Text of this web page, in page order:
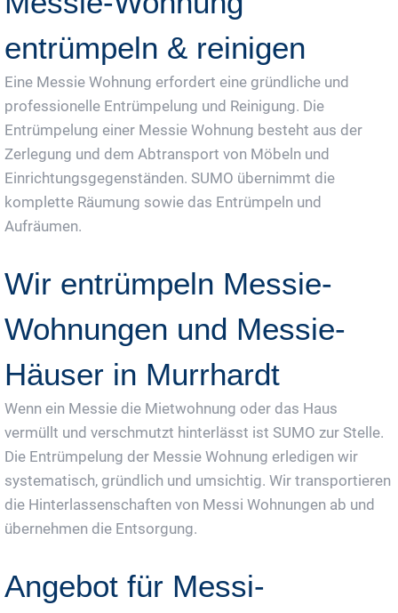
entrümpeln & reinigen
Eine Messie Wohnung erfordert eine gründliche und
professionelle Entrümpelung und Reinigung. Die
Entrümpelung einer Messie Wohnung besteht aus der
Zerlegung und dem Abtransport von Möbeln und
Einrichtungsgegenständen. SUMO übernimmt die
komplette Räumung sowie das Entrümpeln und
Aufräumen.
Wir entrümpeln Messie-
Wohnungen und Messie-
Häuser in Murrhardt
Wenn ein Messie die Mietwohnung oder das Haus
vermüllt und verschmutzt hinterlässt ist SUMO zur Stelle.
Die Entrümpelung der Messie Wohnung erledigen wir
systematisch, gründlich und umsichtig. Wir transportieren
die Hinterlassenschaften von Messi Wohnungen ab und
übernehmen die Entsorgung.
Angebot für Messi-